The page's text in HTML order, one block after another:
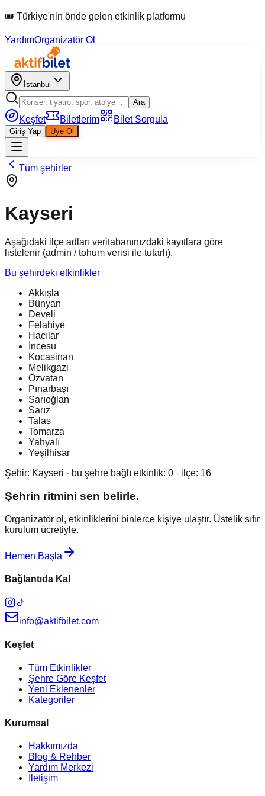
🎟 Türkiye'nin önde gelen etkinlik platformu
YardımOrganizatör Ol
İstanbul
Ara
Keşfet Biletlerim Bilet Sorgula
Giriş Yap Üye Ol
Tüm şehirler
Kayseri
Aşağıdaki ilçe adları veritabanınızdaki kayıtlara göre
listelenir (admin / tohum verisi ile tutarlı).
Bu şehirdeki etkinlikler
Akkışla
Bünyan
Develi
Felahiye
Hacılar
İncesu
Kocasinan
Melikgazi
Özvatan
Pınarbaşı
Sarıoğlan
Sarız
Talas
Tomarza
Yahyalı
Yeşilhisar
Şehir: Kayseri · bu şehre bağlı etkinlik: 0 · ilçe: 16
Şehrin ritmini sen belirle.
Organizatör ol, etkinliklerini binlerce kişiye ulaştır. Üstelik sıfır
kurulum ücretiyle.
Hemen Başla
Bağlantıda Kal
info@aktifbilet.com
Keşfet
Tüm Etkinlikler
Şehre Göre Keşfet
Yeni Eklenenler
Kategoriler
Kurumsal
Hakkımızda
Blog & Rehber
Yardım Merkezi
İletişim